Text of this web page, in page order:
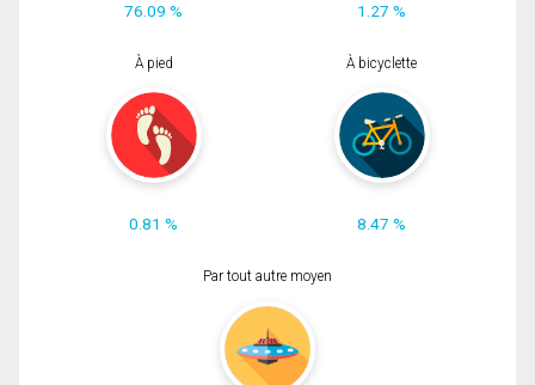
76.09 % 1.27 %
À pied
0.81 %
À bicyclette
8.47 %
Par tout autre moyen